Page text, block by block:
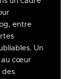
entre
Un
au cœur
des